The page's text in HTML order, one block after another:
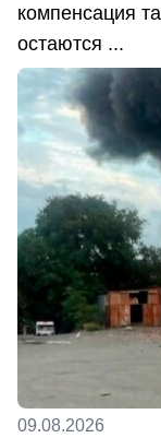
компенсация
остаются ...
09.08.2026